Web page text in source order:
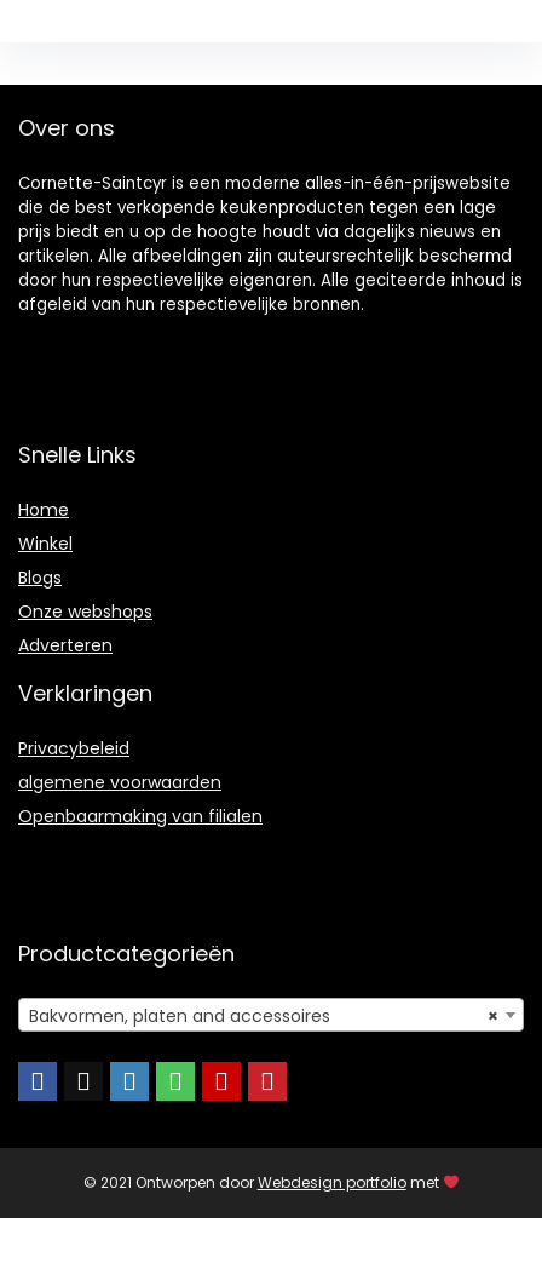
Over ons
Cornette-Saintcyr is een moderne alles-in-één-prijswebsite
die de best verkopende keukenproducten tegen een lage
prijs biedt en u op de hoogte houdt via dagelijks nieuws en
artikelen. Alle afbeeldingen zijn auteursrechtelijk beschermd
door hun respectievelijke eigenaren. Alle geciteerde inhoud is
afgeleid van hun respectievelijke bronnen.
Snelle Links
Home
Winkel
Blogs
Onze webshops
Adverteren
Verklaringen
Privacybeleid
algemene voorwaarden
Openbaarmaking van filialen
Productcategorieën
×
Bakvormen, platen and accessoires
© 2021 Ontworpen doorWebdesign portfoliomet